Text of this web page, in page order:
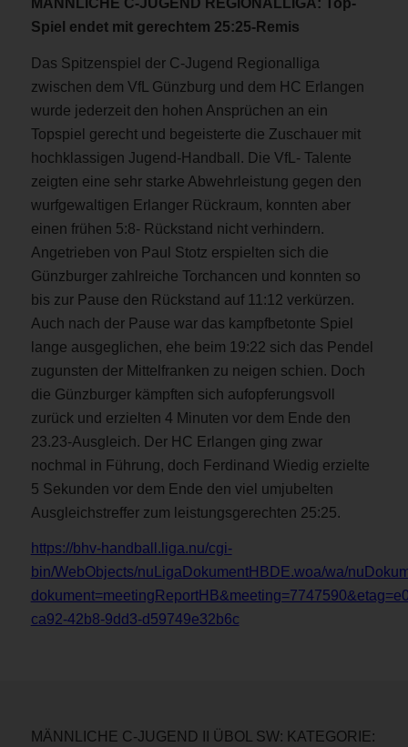
MÄNNLICHE C-JUGEND REGIONALLIGA: Top-
Spiel endet mit gerechtem 25:25-Remis
Das Spitzenspiel der C-Jugend Regionalliga
zwischen dem VfL Günzburg und dem HC Erlangen
wurde jederzeit den hohen Ansprüchen an ein
Topspiel gerecht und begeisterte die Zuschauer mit
hochklassigen Jugend-Handball. Die VfL- Talente
zeigten eine sehr starke Abwehrleistung gegen den
wurfgewaltigen Erlanger Rückraum, konnten aber
einen frühen 5:8- Rückstand nicht verhindern.
Angetrieben von Paul Stotz erspielten sich die
Günzburger zahlreiche Torchancen und konnten so
bis zur Pause den Rückstand auf 11:12 verkürzen.
Auch nach der Pause war das kampfbetonte Spiel
lange ausgeglichen, ehe beim 19:22 sich das Pendel
zugunsten der Mittelfranken zu neigen schien. Doch
die Günzburger kämpften sich aufopferungsvoll
zurück und erzielten 4 Minuten vor dem Ende den
23.23-Ausgleich. Der HC Erlangen ging zwar
nochmal in Führung, doch Ferdinand Wiedig erzielte
5 Sekunden vor dem Ende den viel umjubelten
Ausgleichstreffer zum leistungsgerechten 25:25.
https://bhv-handball.liga.nu/cgi-
bin/WebObjects/nuLigaDokumentHBDE.woa/wa/
ca92-42b8-9dd3-d59749e32b6c
MÄNNLICHE C-JUGEND II ÜBOL SW: KATEGORIE: